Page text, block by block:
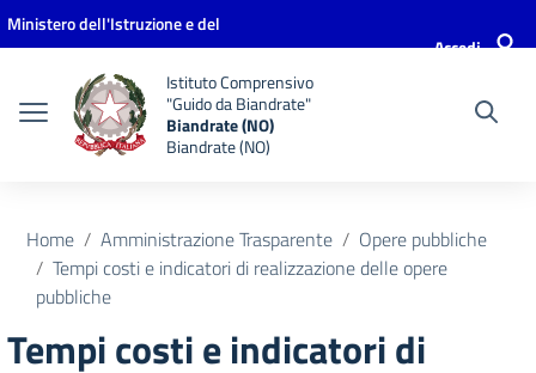
Vai ai contenuti
Vai al menu di navigazione
Vai al footer
Ministero dell'Istruzione e del
Accedi
Istituto Comprensivo
"Guido da Biandrate"
Biandrate (NO)
Biandrate (NO)
Home Amministrazione Trasparente
Opere pubbliche
Tempi costi e indicatori di realizzazione delle opere
pubbliche
Tempi costi e indicatori di